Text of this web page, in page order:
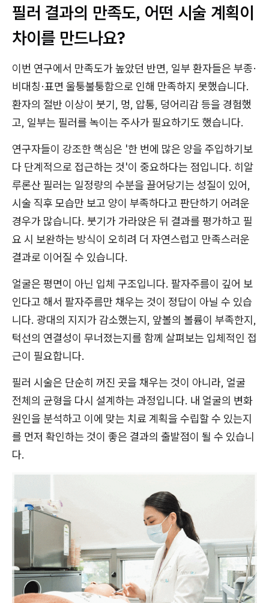
필러 결과의 만족도, 어떤 시술 계획이
차이를 만드나요?
이번 연구에서 만족도가 높았던 반면, 일부 환자들은 부종·
비대칭·표면 울퉁불퉁함으로 인해 만족하지 못했습니다.
환자의 절반 이상이 붓기, 멍, 압통, 덩어리감 등을 경험했
고, 일부는 필러를 녹이는 주사가 필요하기도 했습니다.
연구자들이 강조한 핵심은 '한 번에 많은 양을 주입하기보
다 단계적으로 접근하는 것'이 중요하다는 점입니다. 히알
루론산 필러는 일정량의 수분을 끌어당기는 성질이 있어,
시술 직후 모습만 보고 양이 부족하다고 판단하기 어려운
경우가 많습니다. 붓기가 가라앉은 뒤 결과를 평가하고 필
요 시 보완하는 방식이 오히려 더 자연스럽고 만족스러운
결과로 이어질 수 있습니다.
얼굴은 평면이 아닌 입체 구조입니다. 팔자주름이 깊어 보
인다고 해서 팔자주름만 채우는 것이 정답이 아닐 수 있습
니다. 광대의 지지가 감소했는지, 앞볼의 볼륨이 부족한지,
턱선의 연결성이 무너졌는지를 함께 살펴보는 입체적인 접
근이 필요합니다.
필러 시술은 단순히 꺼진 곳을 채우는 것이 아니라, 얼굴
전체의 균형을 다시 설계하는 과정입니다. 내 얼굴의 변화
원인을 분석하고 이에 맞는 치료 계획을 수립할 수 있는지
를 먼저 확인하는 것이 좋은 결과의 출발점이 될 수 있습니
다.